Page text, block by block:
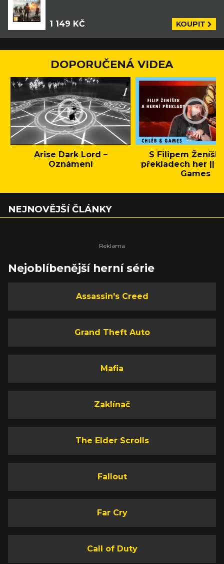
1 149 KČ KOUPIT
DOPORUČENÁ VIDEA
Arise Dark Lord –
Oznámení
S Filipem
překladech her ||
Games
NEJNOVĚJŠÍ ČLÁNKY
Nejoblíbenější herní série
Assassin's Creed
Grand Theft Auto
Mafia
Zaklínač
The Elder Scrolls
Fallout
Far Cry
Call of Duty